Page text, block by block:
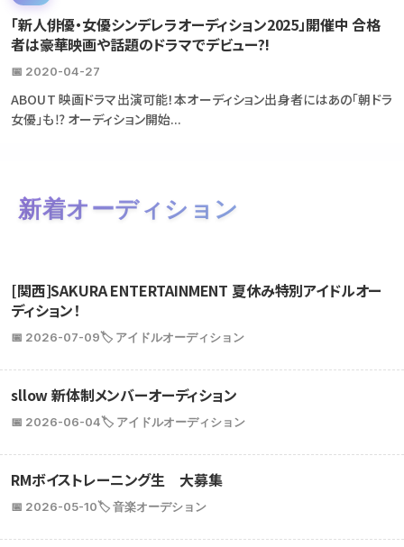
「新人俳優・女優シンデレラオーディション2025」開催中 合格
者は豪華映画や話題のドラマでデビュー?!
📅 2020-04-27
ABOUT 映画ドラマ出演可能！本オーディション出身者にはあの「朝ドラ
女優」も⁉ オーディション開始...
新着オーディション
[関西]SAKURA ENTERTAINMENT 夏休み特別アイドルオー
ディション！
📅 2026-07-09🏷️ アイドルオーディション
sllow 新体制メンバーオーディション
📅 2026-06-04🏷️ アイドルオーディション
RMボイストレーニング生 大募集
📅 2026-05-10🏷️ 音楽オーデション